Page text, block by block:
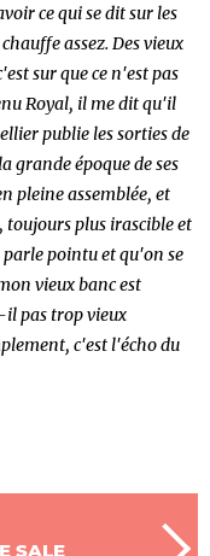
ce qui se dit sur les
assez. Des vieux
sur que ce n'est pas
Royal, il me dit qu'il
publie les sorties de
grande époque de ses
pleine assemblée, et
toujours plus irascible et
pointu et qu'on se
vieux banc est
il pas trop vieux
c'est l'écho du
SALE